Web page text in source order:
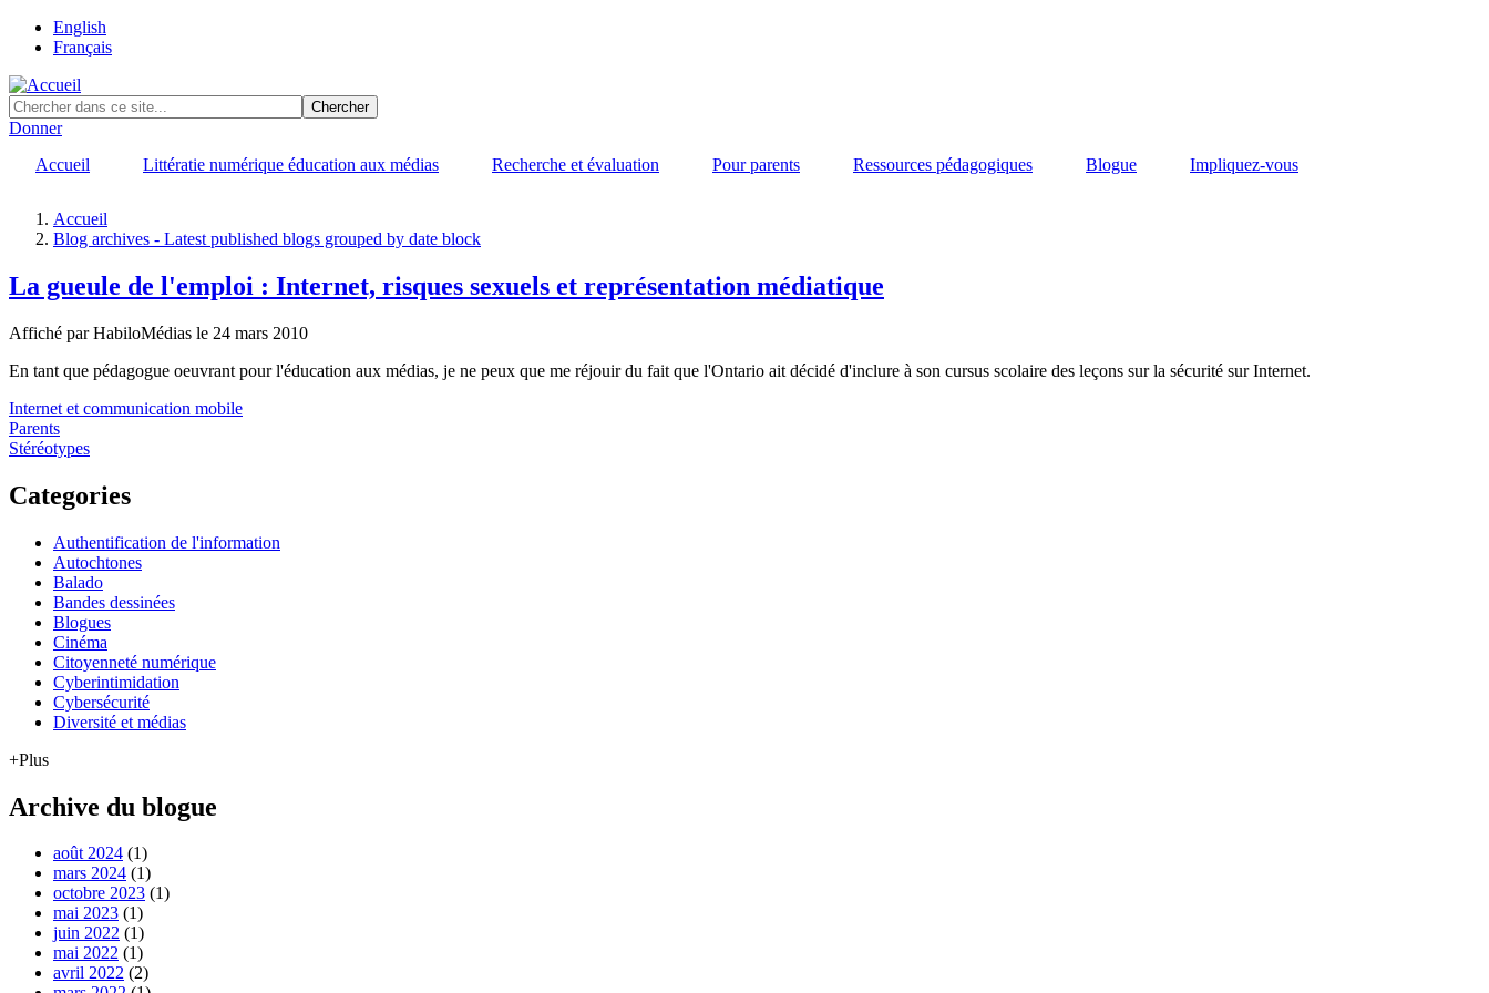
Skip
content
English
Français
Donner
Accueil
Littératie numérique éducation aux médias Recherche et évaluation Pour parents Ressources pédagogiques Blogue Impliquez-vous
Fil
d'Ariane
Accueil
Blog archives - Latest published blogs grouped by date block
La gueule de l'emploi : Internet, risques sexuels et représentation médiatique
Affiché parHabiloMédias le 24 mars 2010
En tant que pédagogue oeuvrant pour l'éducation aux médias, je ne peux que me réjouir du fait que l'Ontario ait décidé d'inclure à son cursus scolaire des leçons sur la sécurité sur Internet.
Internet et communication mobile
Parents
Stéréotypes
Categories
Authentification de l'information
Autochtones
Balado
Bandes dessinées
Blogues
Cinéma
Citoyenneté numérique
Cyberintimidation
Cybersécurité
Diversité et médias
+Plus
Archive du blogue
août 2024 (1)
mars 2024 (1)
octobre 2023 (1)
mai 2023 (1)
juin 2022 (1)
mai 2022 (1)
avril 2022 (2)